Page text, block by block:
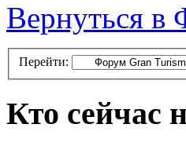
Вернуться в
Перейти:
Кто сейчас